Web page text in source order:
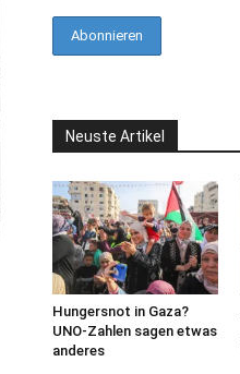
Neuste Artikel
Hungersnot in Gaza?
UNO-Zahlen sagen etwas
anderes